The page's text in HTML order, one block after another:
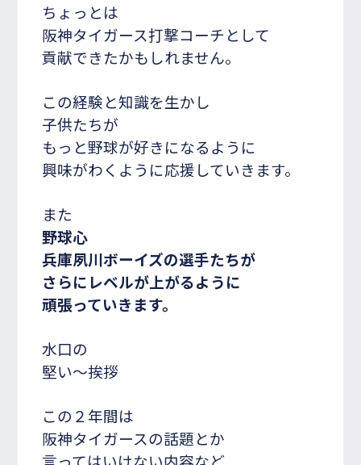
ちょっとは
阪神タイガース打撃コーチとして
貢献できたかもしれません。
この経験と知識を生かし
子供たちが
もっと野球が好きになるように
興味がわくように応援していきます。
また
野球心
兵庫夙川ボーイズの選手たちが
さらにレベルが上がるように
頑張っていきます。
水口の
堅い～挨拶
この２年間は
阪神タイガースの話題とか
言ってはいけない内容など